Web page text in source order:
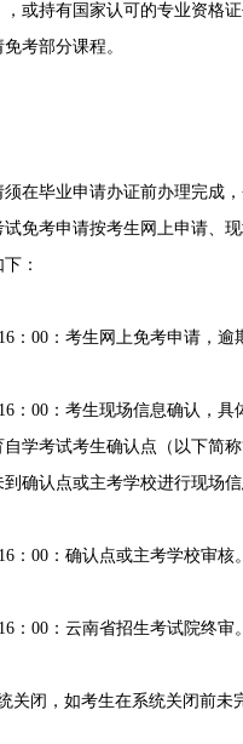
或持有国家认可的专业资格
考部分课程。
毕业申请办证前办理完成，
免考申请按考生网上申请、
：
00：考生网上免考申请，逾
00：考生现场信息确认，具
学考试考生确认点（以下简
确认点或主考学校进行现场
00：确认点或主考学校审核
00：云南省招生考试院终审
闭，如考生在系统关闭前未